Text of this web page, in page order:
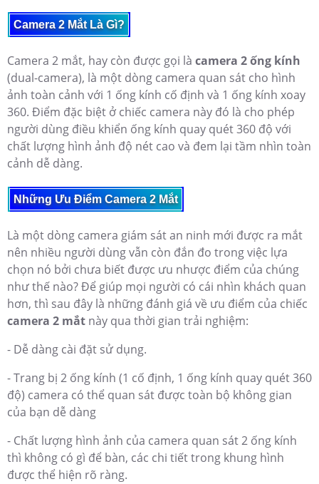
Camera 2 Mắt Là Gì?
Camera 2 mắt, hay còn được gọi là camera 2 ống kính
(dual-camera), là một dòng camera quan sát cho hình
ảnh toàn cảnh với 1 ống kính cố định và 1 ống kính xoay
360. Điểm đặc biệt ở chiếc camera này đó là cho phép
người dùng điều khiển ống kính quay quét 360 độ với
chất lượng hình ảnh độ nét cao và đem lại tầm nhìn toàn
cảnh dễ dàng.
Những Ưu Điểm Camera 2 Mắt
Là một dòng camera giám sát an ninh mới được ra mắt
nên nhiều người dùng vẫn còn đắn đo trong việc lựa
chọn nó bởi chưa biết được ưu nhược điểm của chúng
như thế nào? Để giúp mọi người có cái nhìn khách quan
hơn, thì sau đây là những đánh giá về ưu điểm của chiếc
camera 2 mắt này qua thời gian trải nghiệm:
- Dễ dàng cài đặt sử dụng.
- Trang bị 2 ống kính (1 cố định, 1 ống kính quay quét 360
độ) camera có thể quan sát được toàn bộ không gian
của bạn dễ dàng
- Chất lượng hình ảnh của camera quan sát 2 ống kính
thì không có gì để bàn, các chi tiết trong khung hình
được thể hiện rõ ràng.